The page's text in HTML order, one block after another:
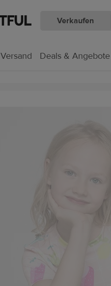
Zum
Zum
Verkaufen
Versand Deals & Angebote